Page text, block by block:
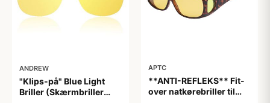
ANDREW
"Klips-på" Blue Light
Briller (Skærmbriller
APTC
**ANTI-REFLEKS** Fit-
over natkørebriller til